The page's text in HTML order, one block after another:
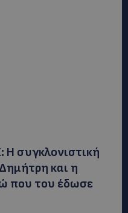
συγκλονιστική
και η
που του έδωσε